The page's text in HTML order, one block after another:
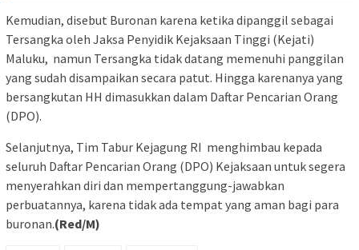
Kemudian, disebut Buronan karena ketika dipanggil sebagai
Tersangka oleh Jaksa Penyidik Kejaksaan Tinggi (Kejati)
Maluku, namun Tersangka tidak datang memenuhi panggilan
yang sudah disampaikan secara patut. Hingga karenanya yang
bersangkutan HH dimasukkan dalam Daftar Pencarian Orang
(DPO).
Selanjutnya, Tim Tabur Kejagung RI menghimbau kepada
seluruh Daftar Pencarian Orang (DPO) Kejaksaan untuk segera
menyerahkan diri dan mempertanggung-jawabkan
perbuatannya, karena tidak ada tempat yang aman bagi para
buronan.(Red/M)